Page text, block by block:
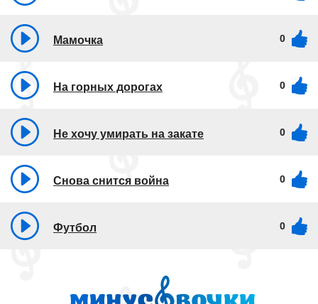
Мамочка 0
На горных дорогах 0
Не хочу умирать на закате 0
Снова снится война 0
Футбол 0